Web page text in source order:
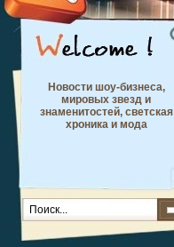
Новости шоу-бизнеса,
мировых звезд и
знаменитостей, светская
хроника и мода